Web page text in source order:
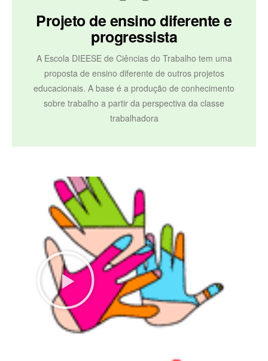
Projeto de ensino diferente e
progressista
A Escola DIEESE de Ciências do Trabalho tem uma
proposta de ensino diferente de outros projetos
educacionais. A base é a produção de conhecimento
sobre trabalho a partir da perspectiva da classe
trabalhadora